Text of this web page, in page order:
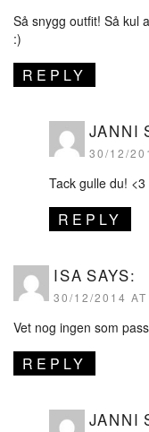
Så snygg outfit! Så kul
:)
REPLY
JANNI
30/12/
Tack gulle du!
REPLY
ISA SAYS:
30/12/2014
Vet nog ingen som
REPLY
JANNI